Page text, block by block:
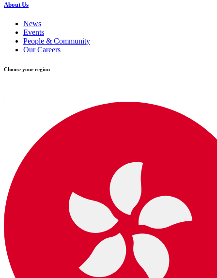
About Us
News
Events
People & Community
Our Careers
Choose your region